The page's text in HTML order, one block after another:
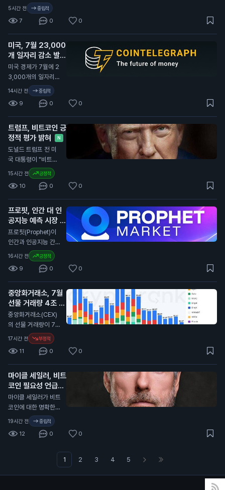
만 원) 이상의 암호화
폐 송금을 최대 24시
간 지연시키기로 했습
니다. 이는 새로운 사
기 방지 규정에 따른
조치입니다. 이번 규
정은 외국 기업이나
개인 지갑으로의 송금
에 적용됩니다. 브라
질 정부는 이를 통해
금융 범죄를 예방하
고, 투명성을 높이겠
다는 의도를 밝혔습니
다. 새로운 규정은 내
년부터 시행될 예정입
니다. 일반 투자자에
거래가 늦어질 수 있
어, 자산 관리에 주의
해외 거래를 계획 중
인 투자자들은 이 점
을 고려해야 합니다.
5시간 전 중립적
7 0 0
미국, 7월 23,000
개 일자리 감소 발표
N
미국 경제가 7월에 2
3,000개의 일자리를
잃었다고 발표했습니
다. 이는 80,000개
의 일자리 증가 예상
과 크게 다릅니다. 미
국 노동부의 데이터에
따르면 실업률은 4.
1%로 소폭 감소했습
니다. 경제 전문가들
은 85,000개의 일자
리 증가를 예상했으
나, 실제로는 감소했
습니다. 이는 연방준
비제도(Fed)가 금리
인상 여부를 결정하는
데 중요한 영향을 미
칠 수 있습니다. 이번
투자자에게 중요한 신
호입니다. 금리 인상
가격에 긍정적인 영향
을 미칠 수 있습니다.
14시간 전 중립적
9 0 0
트럼프, 비트코인 긍
정적 평가 밝혀
N
도널드 트럼프 전 미
국 대통령이 "비트코
인은 큰 일이다. 사람
들이 비트코인으로 결
제하고 있다. 이는 달
러에 대한 압박을 줄
인다. 우리나라에 좋
은 일이다"라고 말했
습니다. 트럼프의 발
언은 암호화폐에 대한
긍정적인 시각을 드러
냅니다. 그의 아들들
이 지분을 가진 암호
화폐 채굴 회사인 아
메리칸 비트코인은 최
근 2분기 동안 5,72
0만 달러(약 800억
원)의 손실을 기록했
격이 2분기 동안 11%
하락한 영향이 컸습니
비트코인 932개를
채굴하며 생산량을 증
가시켰습니다. 트럼프
의 긍정적인 발언은
비트코인 가격에 긍정
적인 영향을 미칠 수
있습니다. 이는 일반
15시간 전 긍정적
10 0 0
프로핏, 인간 대 인
공지능 예측 시장 출
시
N
프로핏(Prophet)이
인간과 인공지능 간의
예측 시장을 출시했습
니다. 사용자는 어떤
주제든 시장을 만들고
프로핏과 직접 거래할
수 있습니다. 이 서비
스는 사용자에게 예측
을 통해 수익을 올릴
기회를 제공합니다.
프로핏은 인공지능을
활용해 예측의 정확성
을 높이고, 사용자들
은 자신의 전문 지식
을 활용해 시장을 형
성할 수 있습니다. 가
입 시 코드 "COIN10
1"을 입력하면 혜택을
예측 시장은 일반 투
자자에게 새로운 투자
인공지능과의 거래는
예측의 정확성을 높일
수 있어, 투자자들은
16시간 전 긍정적
9 0 0
중앙화거래소, 7월
선물 거래량 4조 달
러로 감소
N
중앙화거래소(CEX)
의 선물 거래량이 7월
에 4조 달러(약 5천
800조 원)로 감소했
습니다. 이는 2023
년 12월 이후 가장 낮
은 수준입니다. 이 통
계는 암호화폐 분석
플랫폼인 크립토랭크
(CryptoRank)의 자
료를 바탕으로 합니
다. 최근 몇 달 동안 기
술주 매도와 원자재
장이 불안정해졌습니
다. 이러한 상황은 중
앙화거래소의 거래량
17시간 전 부정적
11 0 0
마이클 세일러, 비트
코인 필요성 언급
N
마이클 세일러가 비트
코인에 대한 명확한
규제가 필요하지 않다
고 주장했습니다. 그
는 미국이 명확한 규
매각해 1억 달러(약 1,
19시간 전 중립적
12 0 0
1 2 3 4 5